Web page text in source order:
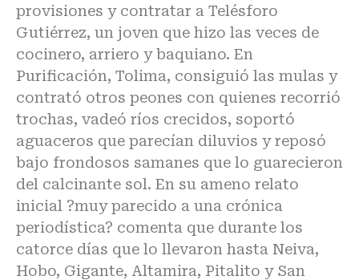
provisiones y contratar a Telésforo
Gutiérrez, un joven que hizo las veces de
cocinero, arriero y baquiano. En
Purificación, Tolima, consiguió las mulas y
contrató otros peones con quienes recorrió
trochas, vadeó ríos crecidos, soportó
aguaceros que parecían diluvios y reposó
bajo frondosos samanes que lo guarecieron
del calcinante sol. En su ameno relato
inicial ?muy parecido a una crónica
periodística? comenta que durante los
catorce días que lo llevaron hasta Neiva,
Hobo, Gigante, Altamira, Pitalito y San